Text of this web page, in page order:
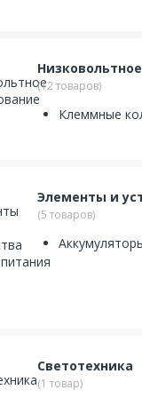
(12 товаров)
Клеммные
Элементы и
(5 товаров)
Светотехника
(1 товар)